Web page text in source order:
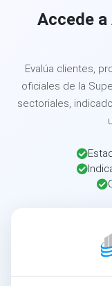
Accede a
Evalúa clientes,
oficiales de la
sectoriales,